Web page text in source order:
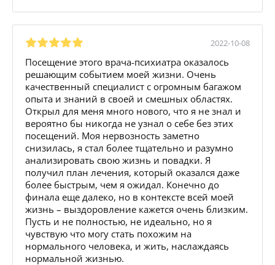
2022-10-08
Посещение этого врача-психиатра оказалось
решающим событием моей жизни. Очень
качественный специалист с огромным багажом
опыта и знаний в своей и смешных областях.
Открыл для меня много нового, что я не знал и
вероятно бы никогда не узнал о себе без этих
посещений. Моя нервозность заметно
снизилась, я стал более тщательно и разумно
анализировать свою жизнь и повадки. Я
получил план лечения, который оказался даже
более быстрым, чем я ожидал. Конечно до
финала еще далеко, но в контексте всей моей
жизнь – выздоровление кажется очень близким.
Пусть и не полностью, не идеально, но я
чувствую что могу стать похожим на
нормального человека, и жить, наслаждаясь
нормальной жизнью.